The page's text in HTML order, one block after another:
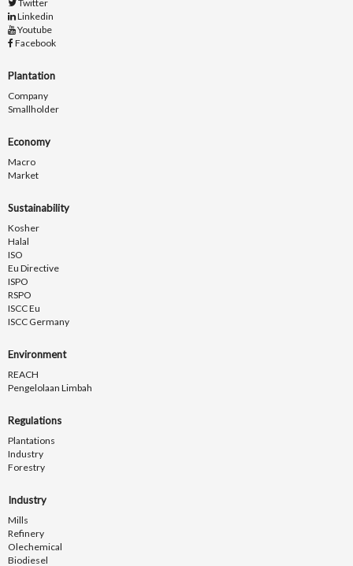
Twitter
Linkedin
Youtube
Facebook
Plantation
Company
Smallholder
Economy
Macro
Market
Sustainability
Kosher
Halal
ISO
Eu Directive
ISPO
RSPO
ISCC Eu
ISCC Germany
Environment
REACH
Pengelolaan Limbah
Regulations
Plantations
Industry
Forestry
Industry
Mills
Refinery
Olechemical
Biodiesel